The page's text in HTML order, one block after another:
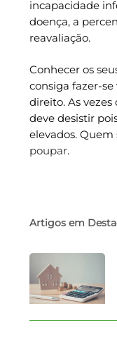
incapacidade
doença, a
reavaliação.
Conhecer os
consiga fazer-
direito. As vezes
deve desistir
elevados.
poupar.
Artigos em